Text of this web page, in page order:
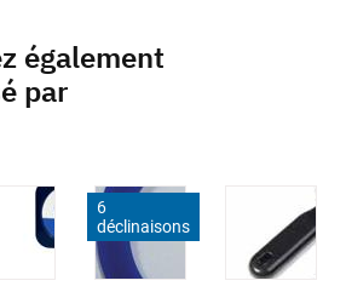
également
par
6
déclinaisons